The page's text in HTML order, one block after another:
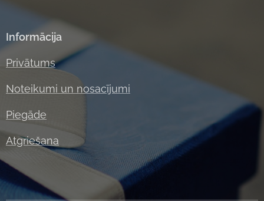
Informācija
Privātums
Noteikumi un nosacījumi
Piegāde
Atgriešana